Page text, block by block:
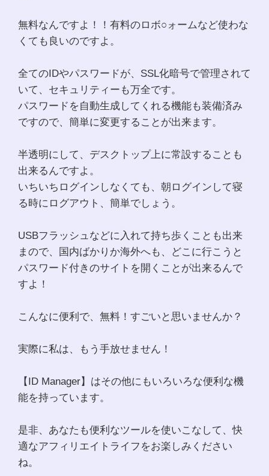
無料なんですよ！！有料のロボ○ォームなど使わな
くても良いのですよ。
全てのIDやパスワードが、SSL化暗号で管理されて
いて、セキュリティーも万全です。
パスワードを自動生成してくれる機能も装備済み
ですので、簡単に変更することが出来ます。
半透明にして、デスクトップ上に常設することも
出来るんですよ。
いちいちログインしなくても、朝ログインして寝
る時にログアウト、簡単でしょう。
USBフラッシュなどに入れて持ち歩くことも出来
まので、国内ばかりか海外へも、どこに行こうと
パスワード付きのサイトを開くことが出来るんで
すよ！
こんなに便利で、無料！すごいと思いませんか？
実際に私は、もう手放せません！
【ID Manager】はその他にもいろいろな便利な機
能を持っています。
是非、あなたも便利なツールを使いこなして、快
適なアフィリエイトライフをお楽しみください
ね。